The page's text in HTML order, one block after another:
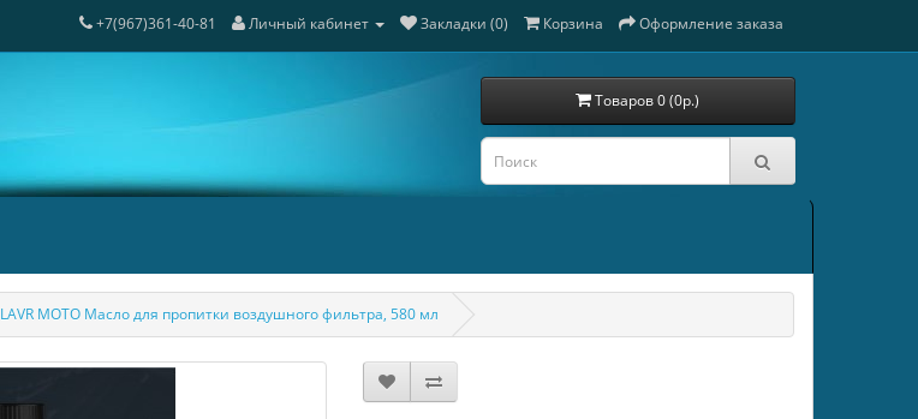
+7(967)361-40-81 Личный кабинет Закладки (0) Корзина Оформление заказа
Товаров 0 (0р.)
LAVR MOTO Масло для пропитки воздушного фильтра, 580 мл